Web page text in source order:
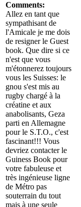
Comments:
Allez en tant que
sympathisant de
l'Amicale je me dois
de resigner le Guest
book. Que dire si ce
n'est que vous
m'étonnerez toujours
vous les Suisses: le
gnou s'est mis au
rugby chargé à la
créatine et aux
anabolisants, Geza
parti en Allemagne
pour le S.T.O., c'est
fascinant!!! Vous
devriez contacter le
Guiness Book pour
votre fabuleuse et
très ingénieuse ligne
de Métro pas
souterrain du tout
mais à une seule